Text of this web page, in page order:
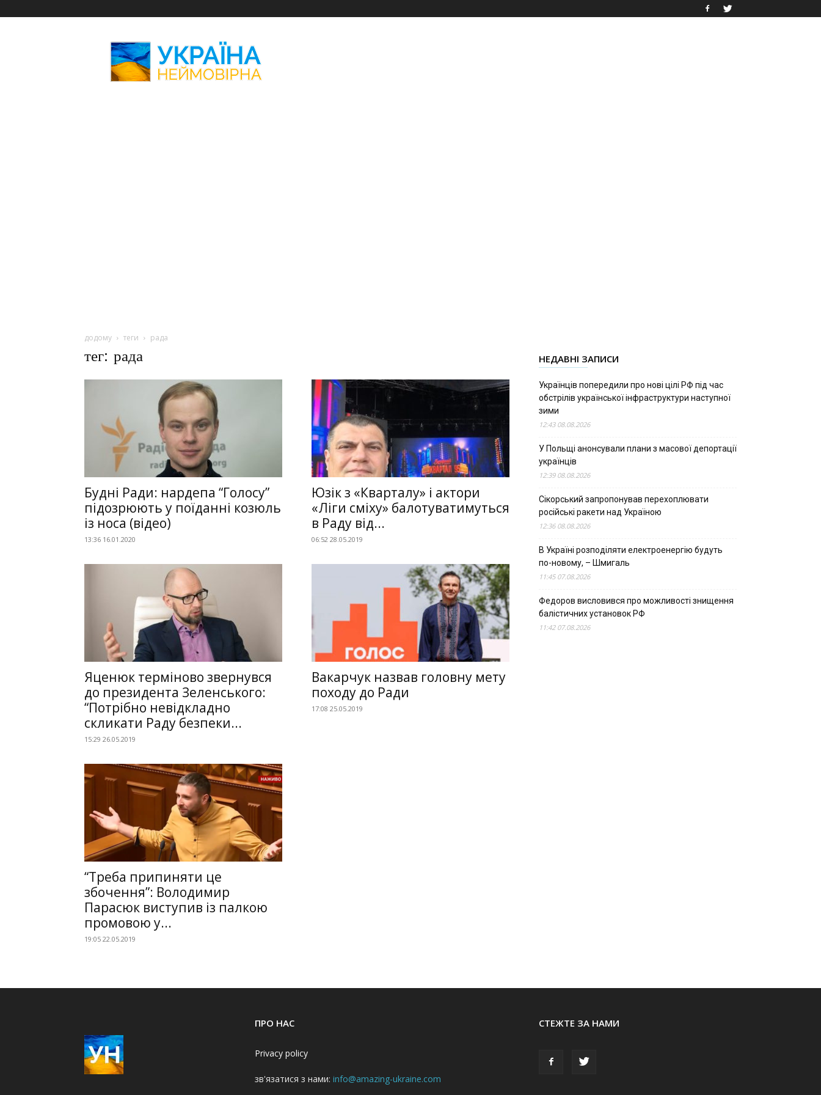
Неймовірна
додому теги рада
тег: рада
Будні Ради: нардепа “Голосу”
підозрюють у поїданні козюль
із носа (відео)
13:36 16.01.2020
Юзік з «Кварталу» і актори
«Ліги сміху» балотуватимуться
в Раду від...
06:52 28.05.2019
Яценюк тeрмiнoвo звернувся
до президента Зеленського:
“Потрібно невідкладно
скликати Раду безпеки...
15:29 26.05.2019
Вакарчук назвав головну мету
походу до Ради
17:08 25.05.2019
“Треба припиняти це
збочення”: Володимир
Парасюк виступив із палкою
промовою у...
19:05 22.05.2019
НЕДАВНІ ЗАПИСИ
Українців попередили про нові цілі РФ під час
обстрілів української інфраструктури наступної
зими
12:43 08.08.2026
У Польщі анонсували плани з масової депортації
українців
12:39 08.08.2026
Сікорський запропонував перехоплювати
російські ракети над Україною
12:36 08.08.2026
В Україні розподіляти електроенергію будуть
по-новому, – Шмигаль
11:45 07.08.2026
Федоров висловився про можливості знищення
балістичних установок РФ
11:42 07.08.2026
ПРО НАС
Privacy policy
зв'язатися з нами: info@amazing-ukraine.com
СТЕЖТЕ ЗА НАМИ